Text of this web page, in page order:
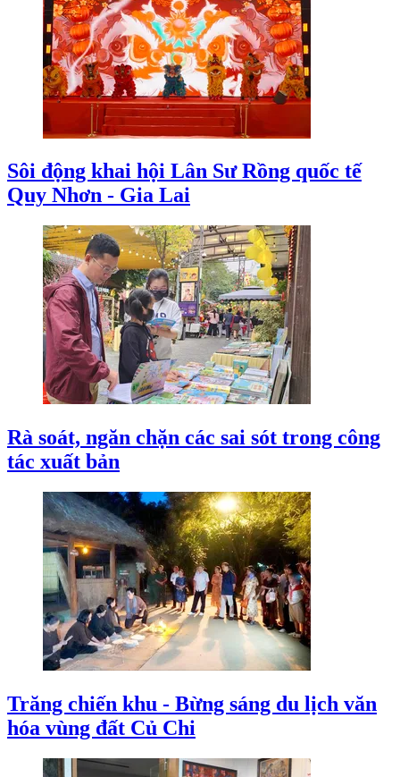
Sôi động khai hội Lân Sư Rồng quốc tế
Quy Nhơn - Gia Lai
Rà soát, ngăn chặn các sai sót trong công
tác xuất bản
Trăng chiến khu - Bừng sáng du lịch văn
hóa vùng đất Củ Chi